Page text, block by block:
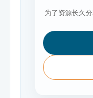
为了资源长久